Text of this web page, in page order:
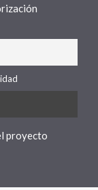
proyecto